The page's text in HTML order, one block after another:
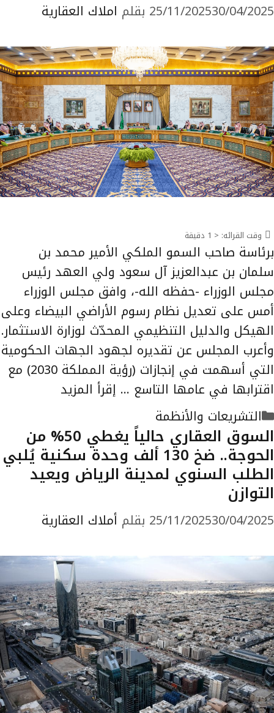
25/11/202530/04/2025 بقلم املاك العقارية
وقت القرائه: < 1 دقيقة
برئاسة صاحب السمو الملكي الأمير محمد بن
سلمان بن عبدالعزيز آل سعود ولي العهد رئيس
مجلس الوزراء -حفظه الله-، وافق مجلس الوزراء
أمس على تعديل نظام رسوم الأراضي البيضاء وعلى
الهيكل والدليل التنظيمي المحدّث لوزارة الاستثمار.
وأعرب المجلس عن تقديره لجهود الجهات الحكومية
التي أسهمت في إنجازات (رؤية المملكة 2030) مع
اقترابها في عامها التاسع … إقرأ المزيد
التصنيفات
التشريعات والأنظمة
السوق العقاري حالياً يغطي 50% من
الحوجة.. ضخ 130 ألف وحدة سكنية يُلبي
الطلب السنوي لمدينة الرياض ويعيد
التوازن
25/11/202530/04/2025 بقلم أملاك العقارية